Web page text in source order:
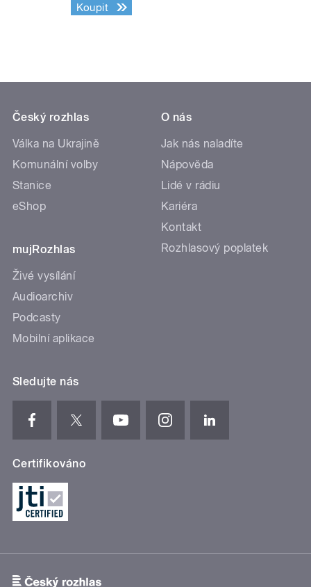
Koupit
Český rozhlas
Válka na Ukrajině
Komunální volby
Stanice
eShop
mujRozhlas
Živé vysílání
Audioarchiv
Podcasty
Mobilní aplikace
O nás
Jak nás naladíte
Nápověda
Lidé v rádiu
Kariéra
Kontakt
Rozhlasový poplatek
Sledujte nás
Certifikováno